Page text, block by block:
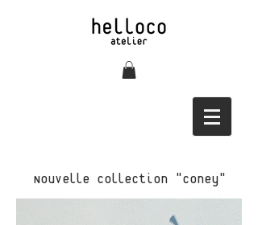
Nouvelle collection "Coney"